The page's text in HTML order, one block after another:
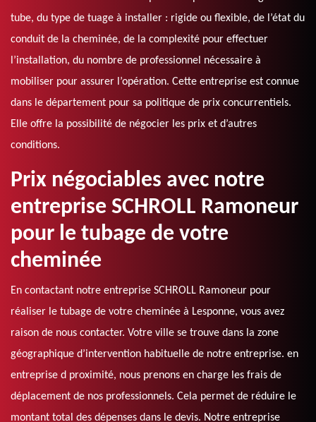
tube, du type de tuage à installer : rigide ou flexible, de l’état du
conduit de la cheminée, de la complexité pour effectuer
l’installation, du nombre de professionnel nécessaire à
mobiliser pour assurer l’opération. Cette entreprise est connue
dans le département pour sa politique de prix concurrentiels.
Elle offre la possibilité de négocier les prix et d’autres
conditions.
Prix négociables avec notre
entreprise SCHROLL Ramoneur
pour le tubage de votre
cheminée
En contactant notre entreprise SCHROLL Ramoneur pour
réaliser le tubage de votre cheminée à Lesponne, vous avez
raison de nous contacter. Votre ville se trouve dans la zone
géographique d’intervention habituelle de notre entreprise. en
entreprise d proximité, nous prenons en charge les frais de
déplacement de nos professionnels. Cela permet de réduire le
montant total des dépenses dans le devis. Notre entreprise